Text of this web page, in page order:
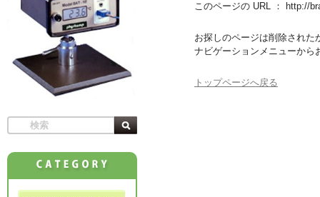
このページの URL ： http://
お探しのページは削除された
ナビゲーションメニューから
トップページへ戻る